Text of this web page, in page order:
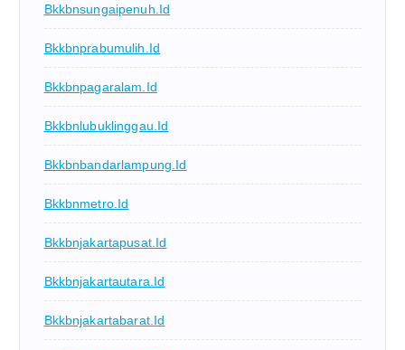
Bkkbnsungaipenuh.id
Bkkbnprabumulih.id
Bkkbnpagaralam.id
Bkkbnlubuklinggau.id
Bkkbnbandarlampung.id
Bkkbnmetro.id
Bkkbnjakartapusat.id
Bkkbnjakartautara.id
Bkkbnjakartabarat.id